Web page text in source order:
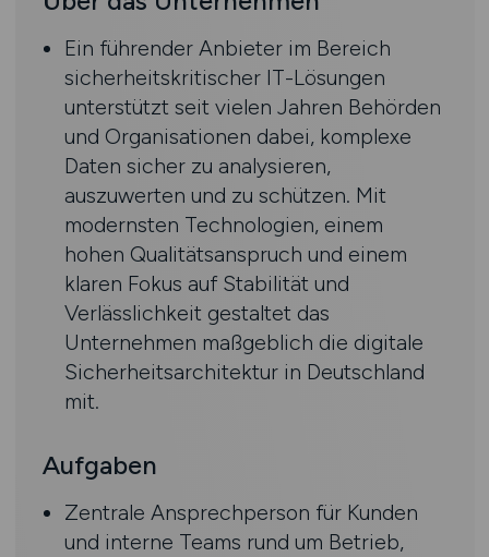
Ein führender Anbieter im Bereich
sicherheitskritischer IT-Lösungen
unterstützt seit vielen Jahren Behörden
und Organisationen dabei, komplexe
Daten sicher zu analysieren,
auszuwerten und zu schützen. Mit
modernsten Technologien, einem
hohen Qualitätsanspruch und einem
klaren Fokus auf Stabilität und
Verlässlichkeit gestaltet das
Unternehmen maßgeblich die digitale
Sicherheitsarchitektur in Deutschland
mit.
Aufgaben
Zentrale Ansprechperson für Kunden
und interne Teams rund um Betrieb,